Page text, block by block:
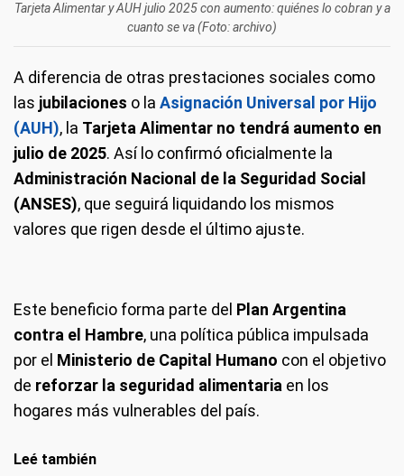
Tarjeta Alimentar y AUH julio 2025 con aumento: quiénes lo cobran y a
cuanto se va (Foto: archivo)
A diferencia de otras prestaciones sociales como
las jubilaciones o la Asignación Universal por Hijo
(AUH), la Tarjeta Alimentar no tendrá aumento en
julio de 2025. Así lo confirmó oficialmente la
Administración Nacional de la Seguridad Social
(ANSES), que seguirá liquidando los mismos
valores que rigen desde el último ajuste.
Este beneficio forma parte del Plan Argentina
contra el Hambre, una política pública impulsada
por el Ministerio de Capital Humano con el objetivo
de reforzar la seguridad alimentaria en los
hogares más vulnerables del país.
Leé también